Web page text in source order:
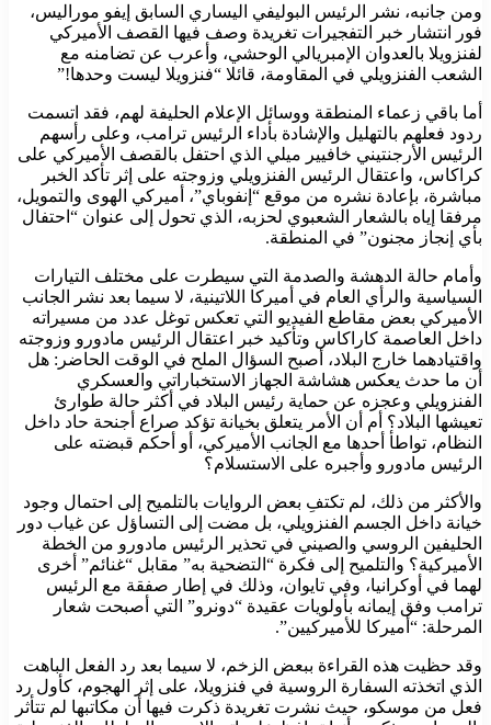
ومن جانبه، نشر الرئيس البوليفي اليساري السابق إيفو موراليس،
فور انتشار خبر التفجيرات تغريدة وصف فيها القصف الأميركي
لفنزويلا بالعدوان الإمبريالي الوحشي، وأعرب عن تضامنه مع
الشعب الفنزويلي في المقاومة، قائلا “فنزويلا ليست وحدها!”
أما باقي زعماء المنطقة ووسائل الإعلام الحليفة لهم، فقد اتسمت
ردود فعلهم بالتهليل والإشادة بأداء الرئيس ترامب، وعلى رأسهم
الرئيس الأرجنتيني خافيير ميلي الذي احتفل بالقصف الأميركي على
كراكاس، واعتقال الرئيس الفنزويلي وزوجته على إثر تأكد الخبر
مباشرة، بإعادة نشره من موقع “إنفوباي”، أميركي الهوى والتمويل،
مرفقا إياه بالشعار الشعبوي لحزبه، الذي تحول إلى عنوان “احتفال
بأي إنجاز مجنون” في المنطقة.
وأمام حالة الدهشة والصدمة التي سيطرت على مختلف التيارات
السياسية والرأي العام في أميركا اللاتينية، لا سيما بعد نشر الجانب
الأميركي بعض مقاطع الفيديو التي تعكس توغل عدد من مسيراته
داخل العاصمة كاراكاس وتأكيد خبر اعتقال الرئيس مادورو وزوجته
واقتيادهما خارج البلاد، أصبح السؤال الملح في الوقت الحاضر: هل
أن ما حدث يعكس هشاشة الجهاز الاستخباراتي والعسكري
الفنزويلي وعجزه عن حماية رئيس البلاد في أكثر حالة طوارئ
تعيشها البلاد؟ أم أن الأمر يتعلق بخيانة تؤكد صراع أجنحة حاد داخل
النظام، تواطأ أحدها مع الجانب الأميركي، أو أحكم قبضته على
الرئيس مادورو وأجبره على الاستسلام؟
والأكثر من ذلك، لم تكتفِ بعض الروايات بالتلميح إلى احتمال وجود
خيانة داخل الجسم الفنزويلي، بل مضت إلى التساؤل عن غياب دور
الحليفين الروسي والصيني في تحذير الرئيس مادورو من الخطة
الأميركية؟ والتلميح إلى فكرة “التضحية به” مقابل “غنائم” أخرى
لهما في أوكرانيا، وفي تايوان، وذلك في إطار صفقة مع الرئيس
ترامب وفق إيمانه بأولويات عقيدة “دونرو” التي أصبحت شعار
المرحلة: “أميركا للأميركيين”.
وقد حظيت هذه القراءة ببعض الزخم، لا سيما بعد رد الفعل الباهت
الذي اتخذته السفارة الروسية في فنزويلا، على إثر الهجوم، كأول رد
فعل من موسكو، حيث نشرت تغريدة ذكرت فيها أن مكاتبها لم تتأثر